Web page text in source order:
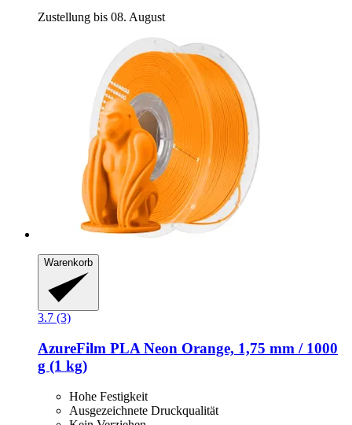
Zustellung bis 08. August
Warenkorb
3.7 (3)
AzureFilm PLA Neon Orange, 1,75 mm / 1000
g (1 kg)
Hohe Festigkeit
Ausgezeichnete Druckqualität